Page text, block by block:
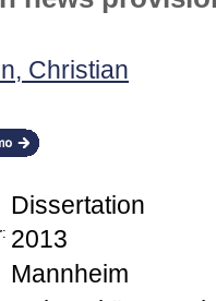
Christian
Dissertation
: 2013
Mannheim